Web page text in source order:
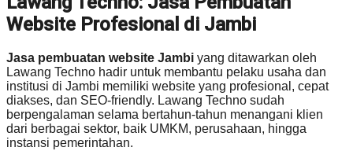
Website Profesional di Jambi
Jasa pembuatan website Jambi yang ditawarkan oleh
Lawang Techno hadir untuk membantu pelaku usaha dan
institusi di Jambi memiliki website yang profesional, cepat
diakses, dan SEO-friendly. Lawang Techno sudah
berpengalaman selama bertahun-tahun menangani klien
dari berbagai sektor, baik UMKM, perusahaan, hingga
instansi pemerintahan.